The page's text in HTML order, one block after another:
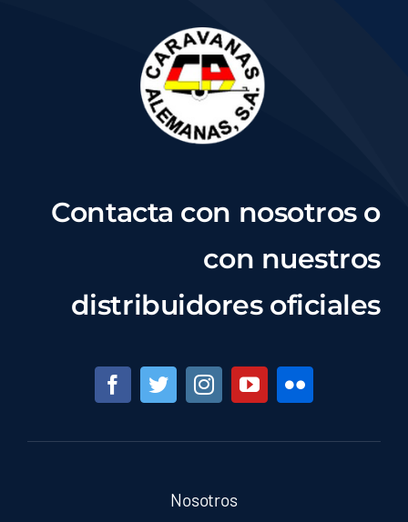
Contacta con nosotros o
con nuestros
distribuidores oficiales
Nosotros